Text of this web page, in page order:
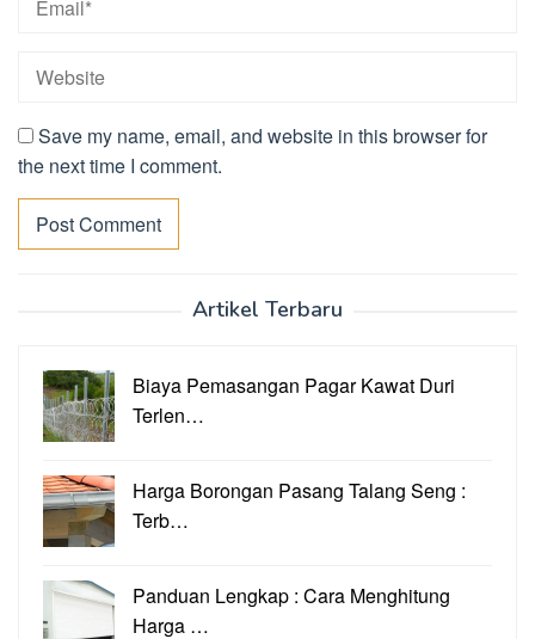
Save my name, email, and website in this browser for
the next time I comment.
Artikel Terbaru
Biaya Pemasangan Pagar Kawat Duri
Terlen…
Harga Borongan Pasang Talang Seng :
Terb…
Panduan Lengkap : Cara Menghitung
Harga …